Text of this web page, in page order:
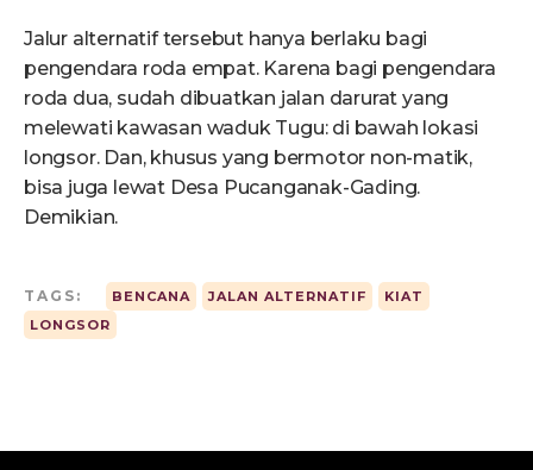
Jalur alternatif tersebut hanya berlaku bagi
pengendara roda empat. Karena bagi pengendara
roda dua, sudah dibuatkan jalan darurat yang
melewati kawasan waduk Tugu: di bawah lokasi
longsor. Dan, khusus yang bermotor non-matik,
bisa juga lewat Desa Pucanganak-Gading.
Demikian.
TAGS: BENCANA JALAN ALTERNATIF
KIAT
LONGSOR